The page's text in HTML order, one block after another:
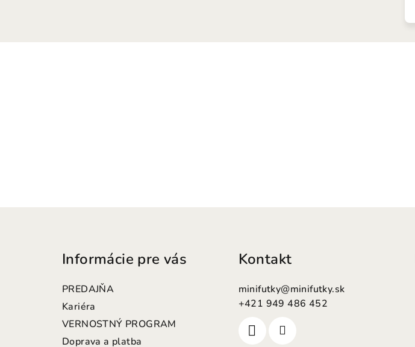
Informácie pre vás
PREDAJŇA
Kariéra
VERNOSTNÝ PROGRAM
Doprava a platba
Kontakt
minifutky@minifutky.sk
+421 949 486 452